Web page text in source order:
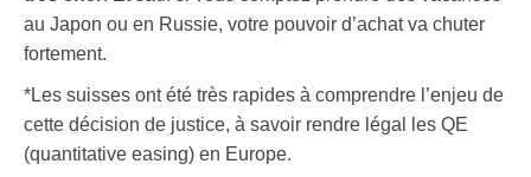
au Japon ou en Russie, votre pouvoir d’achat va chuter
fortement.
*Les suisses ont été très rapides à comprendre l’enjeu de
cette décision de justice, à savoir rendre légal les QE
(quantitative easing) en Europe.